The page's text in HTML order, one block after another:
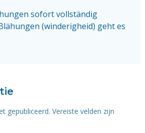
sofort vollständig
(winderigheid) geht es
gepubliceerd. Vereiste velden zijn